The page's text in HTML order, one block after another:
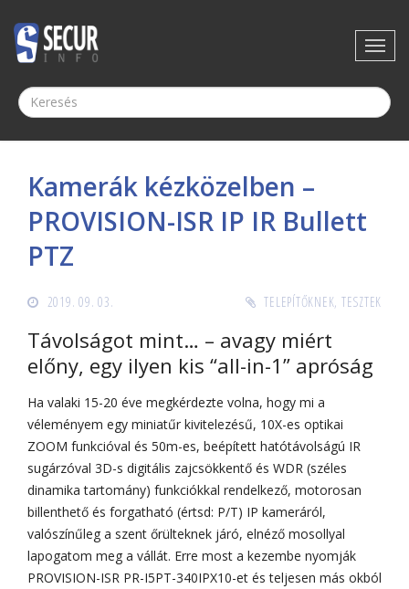
Kamerák kézközelben –
PROVISION-ISR IP IR Bullett
PTZ
2019. 09. 03. TELEPÍTŐKNEK, TESZTEK
Távolságot mint… – avagy miért
előny, egy ilyen kis “all-in-1” apróság
Ha valaki 15-20 éve megkérdezte volna, hogy mi a
véleményem egy miniatűr kivitelezésű, 10X-es optikai
ZOOM funkcióval és 50m-es, beépített hatótávolságú IR
sugárzóval 3D-s digitális zajcsökkentő és WDR (széles
dinamika tartomány) funkciókkal rendelkező, motorosan
billenthető és forgatható (értsd: P/T) IP kameráról,
valószínűleg a szent őrülteknek járó, elnéző mosollyal
lapogatom meg a vállát. Erre most a kezembe nyomják
PROVISION-ISR PR-I5PT-340IPX10-et és teljesen más okból